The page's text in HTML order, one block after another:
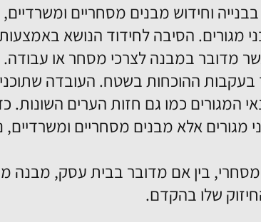
בבנייה וחידוש מבנים מסחריים
מגורים. הסיבה לחידוד הנושא
מדובר במבנה לצרכי מסחר או עבודה.
המגורים כמו גם חזות הערים השונות.
אלא מבנים מסחריים ומשרדיים,
בין אם מדובר בבית עסק, מבנה
שלו בהקדם.